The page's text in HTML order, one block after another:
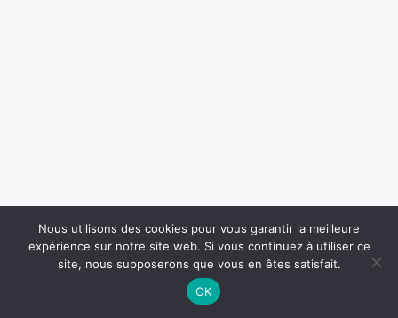
Nous utilisons des cookies pour vous garantir la meilleure
expérience sur notre site web. Si vous continuez à utiliser ce
site, nous supposerons que vous en êtes satisfait.
OK